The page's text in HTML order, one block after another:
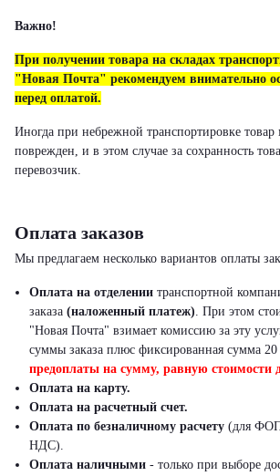
Важно!
При получении товара на складах
"Новая Почта" рекомендуем внимательно
перед оплатой.
Иногда при небрежной транспортировке товар
поврежден, и в этом случае за сохранность
перевозчик.
Оплата заказов
Мы предлагаем несколько вариантов оплаты
Оплата на отделении транспортной
заказа (наложенный платеж). При этом
"Новая Почта" взимает комиссию за эту
суммы заказа плюс фиксированная сумма 20
предоплаты на сумму, равную стоимости
Оплата на карту.
Оплата на расчетный счет.
Оплата по безналичному расчету (для ФОП
НДС).
Оплата наличными - только при выборе